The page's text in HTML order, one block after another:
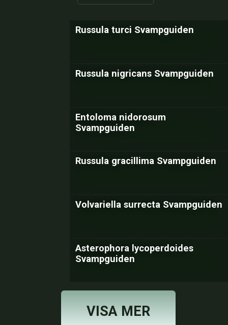
Russula turci Svampguiden
Russula nigricans Svampguiden
Entoloma nidorosum
Svampguiden
Russula gracillima Svampguiden
Volvariella surrecta Svampguiden
Asterophora lycoperdoides
Svampguiden
VISA MER